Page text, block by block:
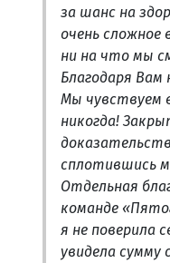
за шанс на
очень сложное
ни на что мы
Благодаря
Мы чувствуем
никогда!
сплотившись
Отдельная
команде
я не поверила
увидела сумму